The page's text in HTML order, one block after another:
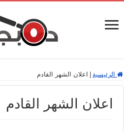
الرئيسية اعلان الشهر القادم
اعلان الشهر القادم